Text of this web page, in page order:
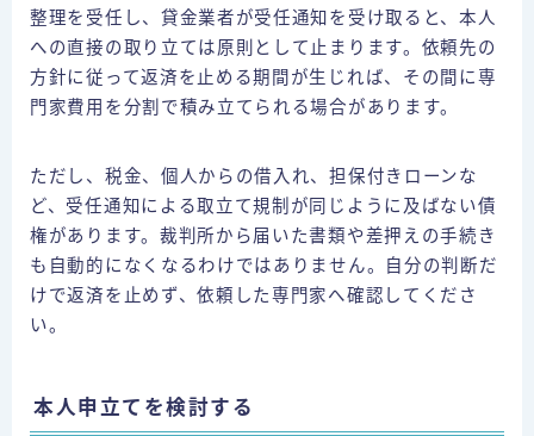
整理を受任し、貸金業者が受任通知を受け取ると、本人
への直接の取り立ては原則として止まります。依頼先の
方針に従って返済を止める期間が生じれば、その間に専
門家費用を分割で積み立てられる場合があります。
ただし、税金、個人からの借入れ、担保付きローンな
ど、受任通知による取立て規制が同じように及ばない債
権があります。裁判所から届いた書類や差押えの手続き
も自動的になくなるわけではありません。自分の判断だ
けで返済を止めず、依頼した専門家へ確認してくださ
い。
本人申立てを検討する